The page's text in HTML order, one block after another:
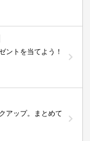
ントを当てよう！
アップ。まとめて